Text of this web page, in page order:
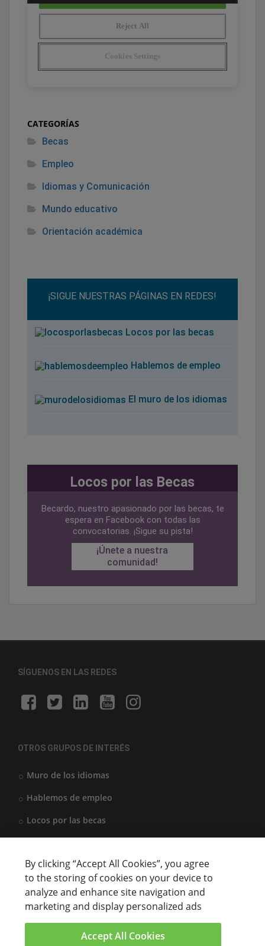
CATEGORÍAS
Becas
Empleo
Idiomas y Comunicación
Mundo educativo
Orientación académica
¡SIGUE NUESTRAS PÁGINAS EN REDES!
Locos por las becas
Hablemos de empleo
El muro de los idiomas
Locos por las Becas
Becardo, nuestro apasionado por las becas, te
espera en Facebook con todas las
convocatorias. ¡Sigue su pista!
¡Únete a nuestra
comunidad!
SÍGUENOS EN LAS REDES
OTROS GRUPOS DE INTERÉS
Muro de los idiomas
Hablemos de empleo
Locos por las becas
CENTROS DE FORMACIÓN
Anunciar cursos
USUARIOS
By clicking “Accept All Cookies”, you agree
to the storing of cookies on your device to
analyze and enhance site navigation and
marketing and display personalized ads
Accept All Cookies